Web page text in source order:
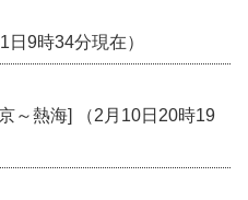
日9時34分現在）
～熱海] （2月10日20時19